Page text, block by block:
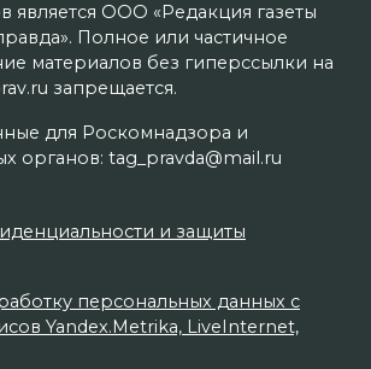
является ООО «Редакция газеты
Полное или частичное
материалов без гиперссылки на
запрещается.
для Роскомнадзора и
органов: tag_pravda@mail.ru
и защиты
персональных данных с
Yandex.Metrika, LiveInternet,